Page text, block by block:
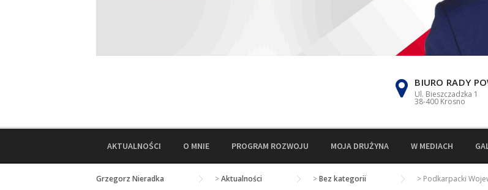
BIURO RADY
Ul. Bieszczadzka 1
38-400 Krosno
AKTUALNOŚCI O MNIE PROGRAM ROZWOJU MOJA DRUŻYNA W MEDIACH
Grzegorz Nieradka >Aktualności >Bez kategorii > Podkarpacki